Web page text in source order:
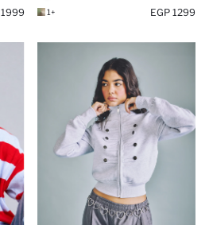
1299 EGP
+1
1999 EGP